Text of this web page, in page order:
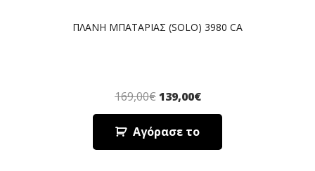
ΠΛΑΝΗ ΜΠΑΤΑΡΙΑΣ (SOLO) 3980 CA
169,00€ 139,00€
Αγόρασε το